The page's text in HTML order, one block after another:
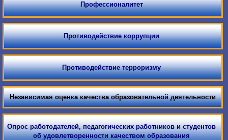
Профессионалитет
Противодействие коррупции
Противодействие терроризму
Независимая оценка качества образовательной деятельности
Опрос работодателей, педагогических работников и студентов
об удовлетворенности качеством образования